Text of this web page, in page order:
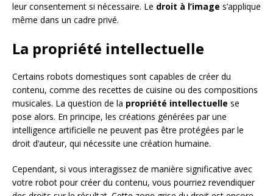
leur consentement si nécessaire. Le droit à l’image s’applique
même dans un cadre privé.
La propriété intellectuelle
Certains robots domestiques sont capables de créer du
contenu, comme des recettes de cuisine ou des compositions
musicales. La question de la propriété intellectuelle se
pose alors. En principe, les créations générées par une
intelligence artificielle ne peuvent pas être protégées par le
droit d’auteur, qui nécessite une création humaine.
Cependant, si vous interagissez de manière significative avec
votre robot pour créer du contenu, vous pourriez revendiquer